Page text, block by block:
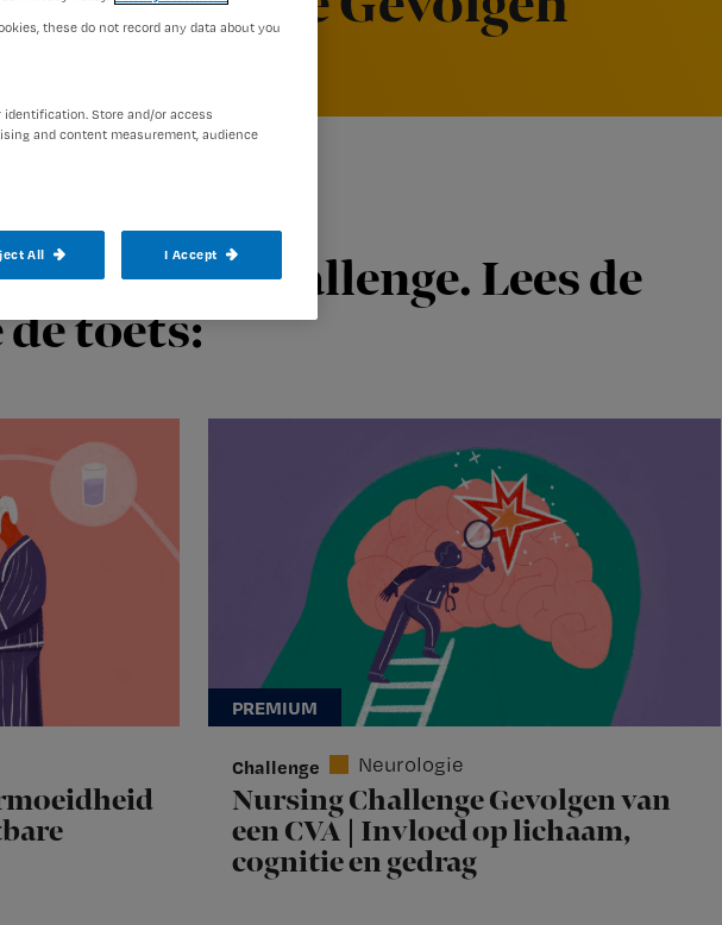
CVA
2
deze Challenge. Lees de
toets:
Challenge Neurologie
Nursing Challenge Gevolgen van
een CVA | Invloed op lichaam,
cognitie en gedrag
these do not record any data about you
Store and/or access
and content measurement, audience
All I Accept